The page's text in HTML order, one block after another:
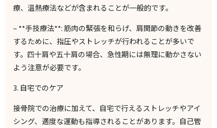
療、温熱療法などが含まれることが一般的です。
– **手技療法**:筋肉の緊張を和らげ、肩関節の動きを改善
するために、指圧やストレッチが行われることが多いで
す。四十肩や五十肩の場合、急性期には無理に動かさない
よう注意が必要です。
3. 自宅でのケア
接骨院での治療に加えて、自宅で行えるストレッチやアイ
シング、適度な運動も指導されることがあります。自己管